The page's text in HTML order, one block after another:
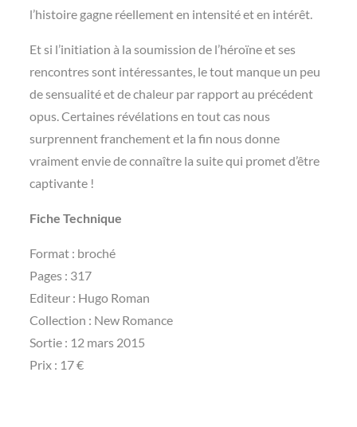
l’histoire gagne réellement en intensité et en intérêt.
Et si l’initiation à la soumission de l’héroïne et ses
rencontres sont intéressantes, le tout manque un peu
de sensualité et de chaleur par rapport au précédent
opus. Certaines révélations en tout cas nous
surprennent franchement et la fin nous donne
vraiment envie de connaître la suite qui promet d’être
captivante !
Fiche Technique
Format : broché
Pages : 317
Editeur : Hugo Roman
Collection : New Romance
Sortie : 12 mars 2015
Prix : 17 €